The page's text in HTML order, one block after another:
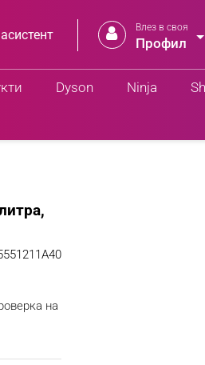
 Влез в своя
Профил
Dyson Ninja
на